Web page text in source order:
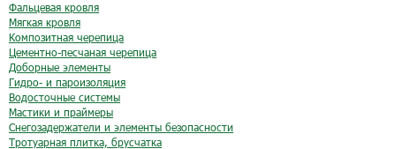
Фальцевая кровля
Мягкая кровля
Композитная черепица
Цементно-песчаная черепица
Доборные элементы
Гидро- и пароизоляция
Водосточные системы
Мастики и праймеры
Снегозадержатели и элементы безопасности
Тротуарная плитка, брусчатка